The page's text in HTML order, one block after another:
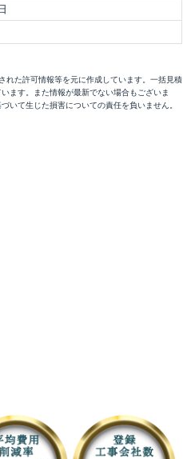
れた許可情報等を元に作成しています。一括見積
ます。また情報が最新でない場合もございま
いて生じた損害についての責任を負いません。